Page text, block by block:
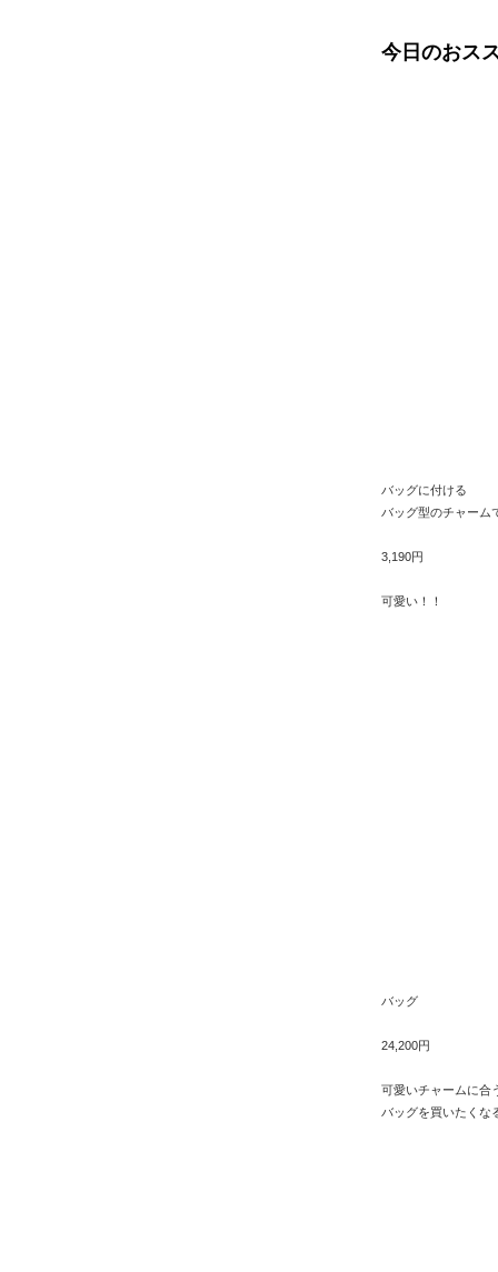
今日のおス
バッグに付ける
バッグ型のチャーム
3,190円
可愛い！！
バッグ
24,200円
可愛いチャームに合
バッグを買いたくな